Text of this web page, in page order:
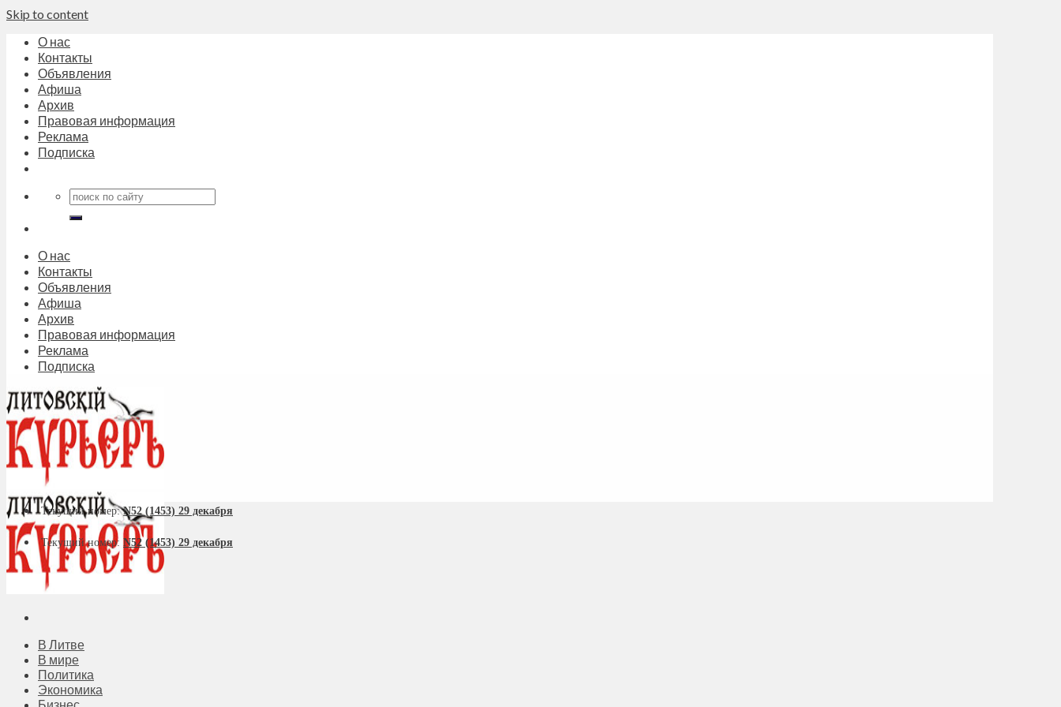
Skip to content
О нас
Контакты
Объявления
Афиша
Архив
Правовая информация
Реклама
Подписка
О нас
Контакты
Объявления
Афиша
Архив
Правовая информация
Реклама
Подписка
В Литве
В мире
Политика
Экономика
Текущий номер:N52 (1453) 29 декабря
Текущий номер: N52 (1453) 29 декабря